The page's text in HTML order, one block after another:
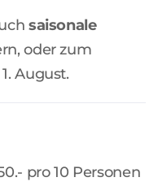
saisonale
oder zum
August.
pro 10 Personen